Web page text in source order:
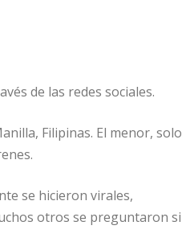
de las redes sociales.
Filipinas. El menor, solo
se hicieron virales,
otros se preguntaron si